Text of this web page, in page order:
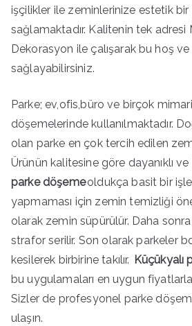
işçilikler ile zeminlerinize estetik
sağlamaktadır. Kalitenin tek
Dekorasyon ile çalışarak bu hoş
sağlayabilirsiniz.
Parke; ev,ofis,büro ve birçok mimari
döşemelerinde kullanılmaktadır.
olan parke en çok tercih edilen
Ürünün kalitesine göre dayanıklı ve
parke döşemeoldukça basit bir
yapmaması için zemin temizliği
olarak zemin süpürülür. Daha
strafor serilir. Son olarak parkeler
kesilerek birbirine takılır. Küçükyalı
bu uygulamaları en uygun
Sizler de profesyonel parke
ulaşın.